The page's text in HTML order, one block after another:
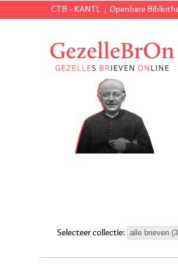
CTB - KANTL Openbare
Selecteer collectie: alle brieven